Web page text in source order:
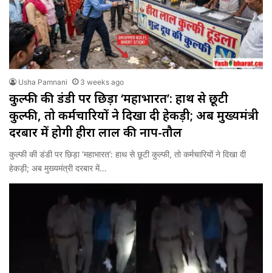
Usha Pamnani 3 weeks ago
कुल्फी की डंडी पर छिड़ा ‘महाभारत’: हाथ से छूटी
कुल्फी, तो कर्मचारियों ने दिखा दी हेकड़ी; अब मुख्यमंत्री
दरबार में होगी हीरा लाल की नाप-तौल
कुल्फी की डंडी पर छिड़ा ‘महाभारत’: हाथ से छूटी कुल्फी, तो कर्मचारियों ने दिखा दी
हेकड़ी; अब मुख्यमंत्री दरबार में…